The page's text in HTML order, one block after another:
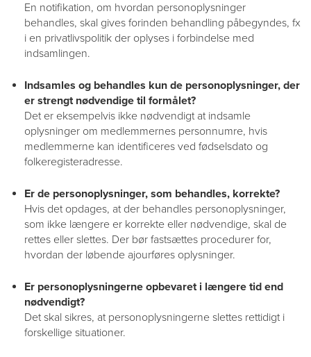
En notifikation, om hvordan personoplysninger
behandles, skal gives forinden behandling påbegyndes, fx
i en privatlivspolitik der oplyses i forbindelse med
indsamlingen.
Indsamles og behandles kun de personoplysninger, der
er strengt nødvendige til formålet?
Det er eksempelvis ikke nødvendigt at indsamle
oplysninger om medlemmernes personnumre, hvis
medlemmerne kan identificeres ved fødselsdato og
folkeregisteradresse.
Er de personoplysninger, som behandles, korrekte?
Hvis det opdages, at der behandles personoplysninger,
som ikke længere er korrekte eller nødvendige, skal de
rettes eller slettes. Der bør fastsættes procedurer for,
hvordan der løbende ajourføres oplysninger.
Er personoplysningerne opbevaret i længere tid end
nødvendigt?
Det skal sikres, at personoplysningerne slettes rettidigt i
forskellige situationer.